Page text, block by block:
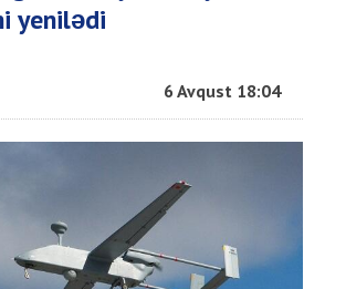
yenilədi
6 Avqust 18:04